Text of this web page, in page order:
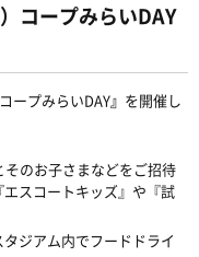
コープみらいDAY
ープみらいDAY』 を開催し
のお子さまなどをご招待
スコートキッズ』や『試
ジアム内でフードドライ